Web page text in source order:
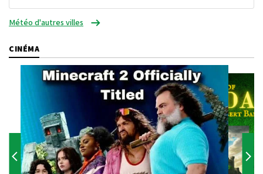
Météo d'autres villes
CINÉMA